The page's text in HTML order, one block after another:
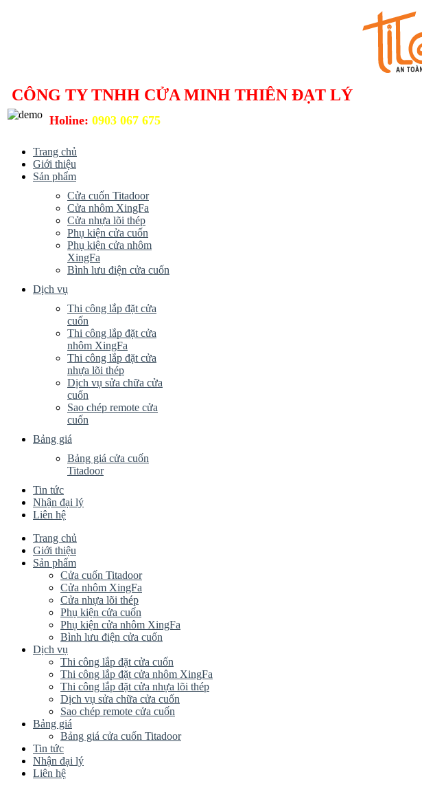
CÔNG TY TNHH CỬA MINH THIÊN ĐẠT LÝ
Holine: 0903 067 675
Trang chủ
Giới thiệu
Sản phẩm
Cửa cuốn Titadoor
Cửa nhôm XingFa
Cửa nhựa lõi thép
Phụ kiện cửa cuốn
Phụ kiện cửa nhôm
XingFa
Bình lưu điện cửa cuốn
Dịch vụ
Thi công lắp đặt cửa
cuốn
Thi công lắp đặt cửa
nhôm XingFa
Thi công lắp đặt cửa
nhựa lõi thép
Dịch vụ sửa chữa cửa
cuốn
Sao chép remote cửa
cuốn
Bảng giá
Bảng giá cửa cuốn
Titadoor
Tin tức
Nhận đại lý
Liên hệ
Trang chủ
Giới thiệu
Sản phẩm
Cửa cuốn Titadoor
Cửa nhôm XingFa
Cửa nhựa lõi thép
Phụ kiện cửa cuốn
Phụ kiện cửa nhôm XingFa
Bình lưu điện cửa cuốn
Dịch vụ
Thi công lắp đặt cửa cuốn
Thi công lắp đặt cửa nhôm XingFa
Thi công lắp đặt cửa nhựa lõi thép
Dịch vụ sửa chữa cửa cuốn
Sao chép remote cửa cuốn
Bảng giá
Bảng giá cửa cuốn Titadoor
Tin tức
Nhận đại lý
Liên hệ